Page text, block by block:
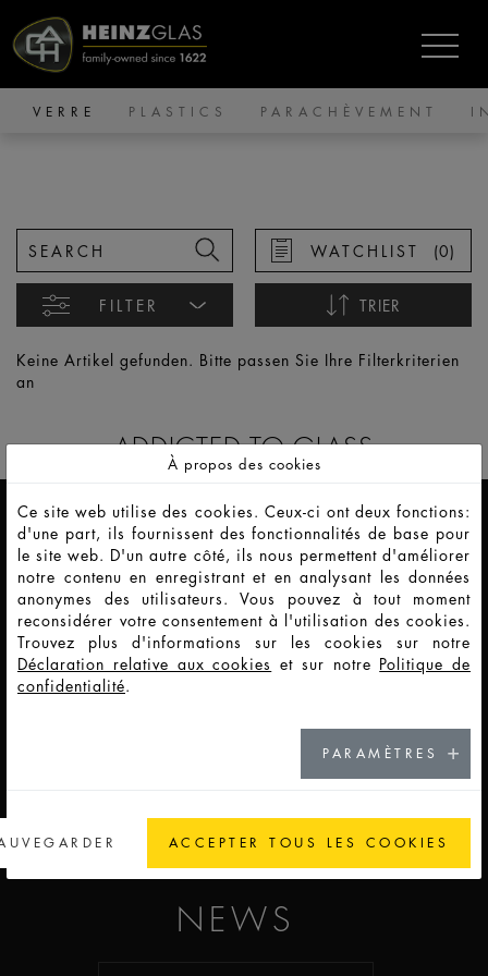
VERRE PLASTICS PARACHÈVEMENT
FILTER TRIER
Date décroissante
WATCHLIST (0)
Keine Artikel gefunden. Bitte passen Sie Ihre Filterkriterien
an
ADDICTED TO GLASS
CARRIÈRE
ALLER À LA CARRIÈRE
CONTACT
NEWS
À propos des cookies
Ce site web utilise des cookies. Ceux-ci ont deux fonctions:
d'une part, ils fournissent des fonctionnalités de base pour
le site web. D'un autre côté, ils nous permettent d'améliorer
notre contenu en enregistrant et en analysant les données
anonymes des utilisateurs. Vous pouvez à tout moment
reconsidérer votre consentement à l'utilisation des cookies.
Trouvez plus d'informations sur les cookies sur notre
Déclaration relative aux cookies et sur notre Politique de
confidentialité.
PARAMÈTRES
ACCEPTER TOUS LES COOKIES